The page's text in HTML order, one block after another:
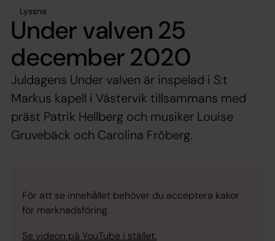
Lyssna
Under valven 25
december 2020
Juldagens Under valven är inspelad i S:t
Markus kapell i Västervik tillsammans med
präst Patrik Hellberg och musiker Louise
Gruvebäck och Carolina Fröberg.
För att se innehållet behöver du acceptera kakor
för marknadsföring.
Se videon på YouTube i stället.